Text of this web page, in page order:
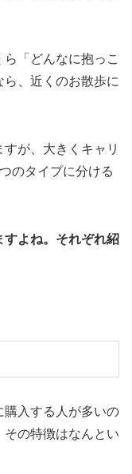
「どんなに抱っこ
、近くのお散歩に
が、大きくキャリ
のタイプに分ける
すよね。それぞれ紹
購入する人が多いの
の特徴はなんとい